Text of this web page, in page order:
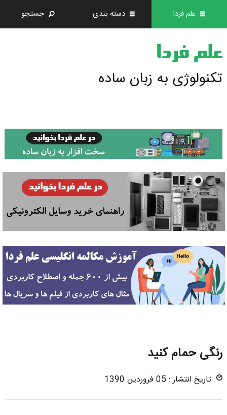
علم فردا دسته بندی جستجو
علم فردا
تکنولوژی به زبان ساده
رنگی حمام کنید
تاریخ انتشار : 05 فروردین 1390